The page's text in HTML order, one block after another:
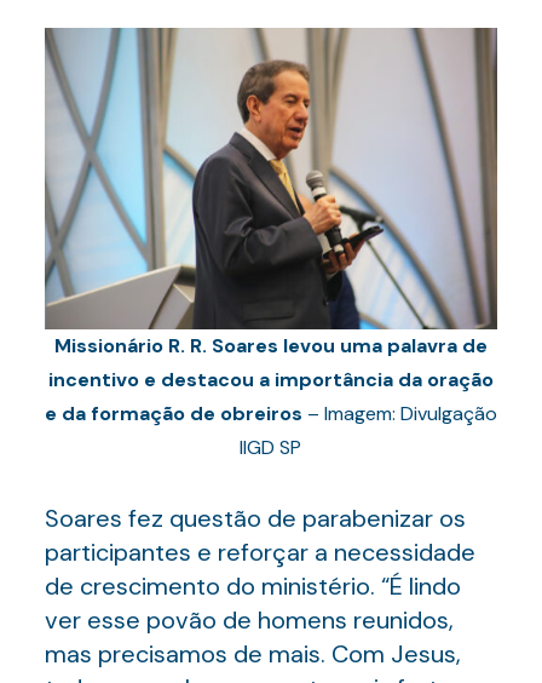
Missionário R. R. Soares levou uma palavra de
incentivo e destacou a importância da oração
e da formação de obreiros – Imagem: Divulgação
IIGD SP
Soares fez questão de parabenizar os
participantes e reforçar a necessidade
de crescimento do ministério. “É lindo
ver esse povão de homens reunidos,
mas precisamos de mais. Com Jesus,